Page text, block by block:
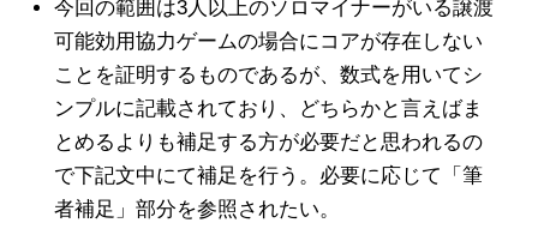
今回の範囲は3人以上のソロマイナーがいる譲渡
可能効用協力ゲームの場合にコアが存在しない
ことを証明するものであるが、数式を用いてシ
ンプルに記載されており、どちらかと言えばま
とめるよりも補足する方が必要だと思われるの
で下記文中にて補足を行う。必要に応じて「筆
者補足」部分を参照されたい。